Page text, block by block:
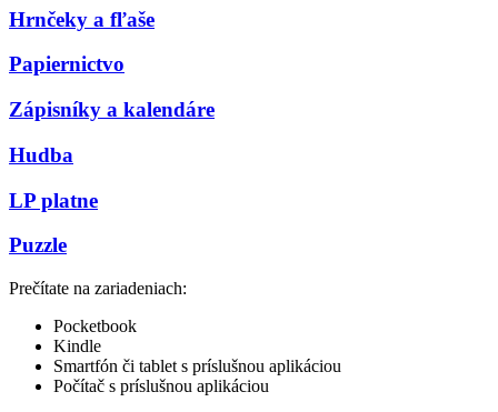
Hrnčeky a fľaše
Papiernictvo
Zápisníky a kalendáre
Hudba
LP platne
Puzzle
Prečítate na zariadeniach:
Pocketbook
Kindle
Smartfón či tablet s príslušnou aplikáciou
Počítač s príslušnou aplikáciou